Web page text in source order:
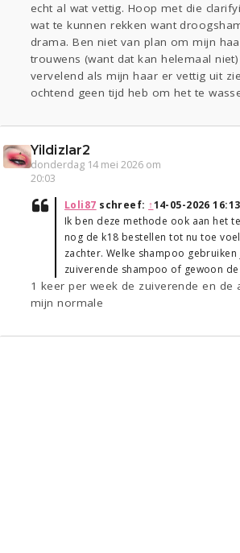
echt al wat vettig. Hoop met die
wat te kunnen rekken want
drama. Ben niet van plan om mijn
trouwens (want dat kan helemaal
vervelend als mijn haar er vettig uit
ochtend geen tijd heb om het te
Yildizlar2
donderdag 14 mei 2026 om
20:03
Loli87 schreef: ↑14-05-2026 16:13
Ik ben deze methode ook aan het
nog de k18 bestellen tot nu toe
zachter. Welke shampoo gebruiken
zuiverende shampoo of gewoon
1 keer per week de zuiverende en de
mijn normale